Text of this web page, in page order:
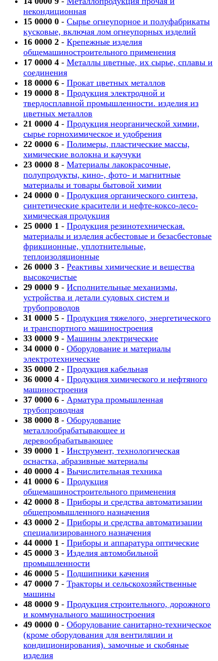
некондиционная
15 0000 0 - Сырье огнеупорное и полуфабрикаты
кусковые, включая лом огнеупорных изделий
16 0000 2 - Крепежные изделия
общемашиностроительного применения
17 0000 4 - Металлы цветные, их сырье, сплавы и
соединения
18 0000 6 - Прокат цветных металлов
19 0000 8 - Продукция электродной и
твердосплавной промышленности. изделия из
цветных металлов
21 0000 4 - Продукция неорганической химии,
сырье горнохимическое и удобрения
22 0000 6 - Полимеры, пластические массы,
химические волокна и каучуки
23 0000 8 - Материалы лакокрасочные,
полупродукты, кино-, фото- и магнитные
материалы и товары бытовой химии
24 0000 0 - Продукция органического синтеза,
синтетические красители и нефте-коксо-лесо-
химическая продукция
25 0000 1 - Продукция резинотехническая.
материалы и изделия асбестовые и безасбестовые
фрикционные, уплотнительные,
теплоизоляционные
26 0000 3 - Реактивы химические и вещества
высокочистые
29 0000 9 - Исполнительные механизмы,
устройства и детали судовых систем и
трубопроводов
31 0000 5 - Продукция тяжелого, энергетического
и транспортного машиностроения
33 0000 9 - Машины электрические
34 0000 0 - Оборудование и материалы
электротехнические
35 0000 2 - Продукция кабельная
36 0000 4 - Продукция химического и нефтяного
машиностроения
37 0000 6 - Арматура промышленная
трубопроводная
38 0000 8 - Оборудование
металлообрабатывающее и
деревообрабатывающее
39 0000 1 - Инструмент, технологическая
оснастка, абразивные материалы
40 0000 4 - Вычислительная техника
41 0000 6 - Продукция
общемашиностроительного применения
42 0000 8 - Приборы и средства автоматизации
общепромышленного назначения
43 0000 2 - Приборы и средства автоматизации
специализированного назначения
44 0000 1 - Приборы и аппаратура оптические
45 0000 3 - Изделия автомобильной
промышленности
46 0000 5 - Подшипники качения
47 0000 7 - Тракторы и сельскохозяйственные
машины
48 0000 9 - Продукция строительного, дорожного
и коммунального машиностроения
49 0000 0 - Оборудование санитарно-техническое
(кроме оборудования для вентиляции и
кондиционирования). замочные и скобяные
изделия